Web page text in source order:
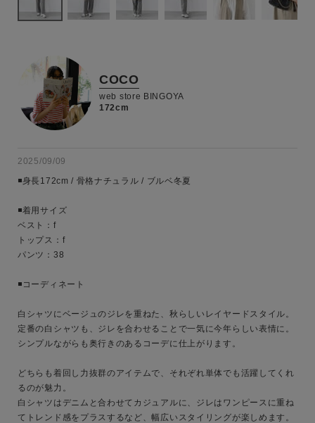
キーワード
COCO
web store BINGOYA
172cm
2025/09/09
◾️身長172cm / 骨格ナチュラル / ブルベ冬夏
◾️着用サイズ
ベスト：f
トップス：f
パンツ：38
◾️コーディネート
白シャツにベージュのジレを重ねた、秋らしいレイヤードスタイル。
定番の白シャツも、ジレを合わせることで一気に今年らしい表情に。
シンプルながらも奥行きのあるコーデに仕上がります。
どちらも着回し力抜群のアイテムで、それぞれ単体でも活躍してくれ
るのが魅力。
白シャツはデニムと合わせてカジュアルに、ジレはワンピースに重ね
てトレンド感をプラスするなど、幅広いスタイリングが楽しめます。